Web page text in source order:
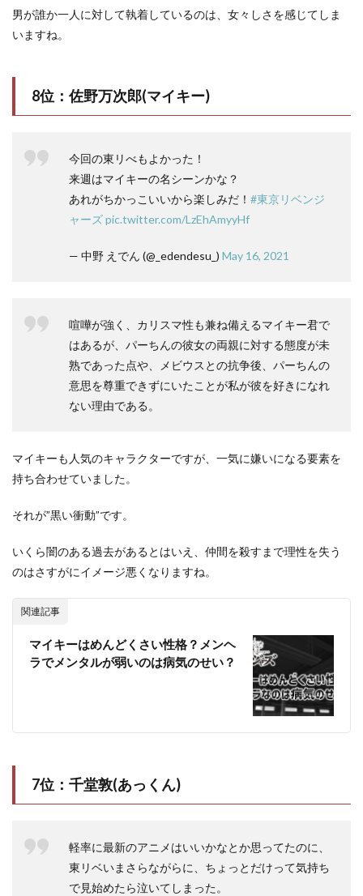
男が誰か一人に対して執着しているのは、女々しさを感じてしま
いますね。
8位：佐野万次郎(マイキー)
今回の東リべもよかった！
来週はマイキーの名シーンかな？
あれがちかっこいいから楽しみだ！ #東京リベンジ
ャーズpic.twitter.com/LzEhAmyyHf
— 中野 えでん (@_edendesu_) May 16, 2021
喧嘩が強く、カリスマ性も兼ね備えるマイキー君で
はあるが、パーちんの彼女の両親に対する態度が未
熟であった点や、メビウスとの抗争後、パーちんの
意思を尊重できずにいたことが私が彼を好きになれ
ない理由である。
マイキーも人気のキャラクターですが、一気に嫌いになる要素を
持ち合わせていました。
それが”黒い衝動”です。
いくら闇のある過去があるとはいえ、仲間を殺すまで理性を失う
のはさすがにイメージ悪くなりますね。
関連記事
マイキーはめんどくさい性格？メンヘ
ラでメンタルが弱いのは病気のせい？
7位：千堂敦(あっくん)
軽率に最新のアニメはいいかなとか思ってたのに、
東リベいまさらながらに、ちょっとだけって気持ち
で見始めたら泣いてしまった。